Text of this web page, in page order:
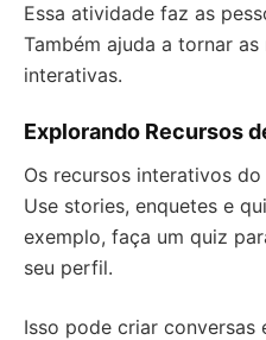
Essa atividade faz as
Também ajuda a tornar
interativas.
Explorando Recursos
Os recursos interativos
Use stories, enquetes e
exemplo, faça um quiz
seu perfil.
Isso pode criar